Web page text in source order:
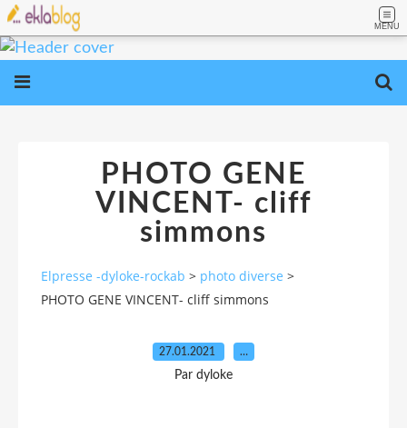
MENU
PHOTO GENE
VINCENT- cliff
simmons
Elpresse -dyloke-rockab > photo diverse >
PHOTO GENE VINCENT- cliff simmons
27.01.2021 …
Par dyloke